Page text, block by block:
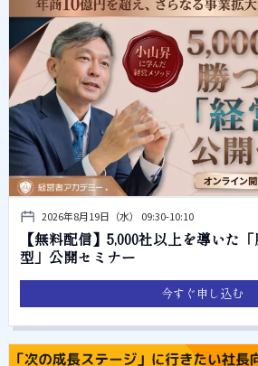
2026年8月19日（水） 09:30-10:10
【無料配信】5,000社以上を導いた
型」公開セミナー
今すぐ申し込む